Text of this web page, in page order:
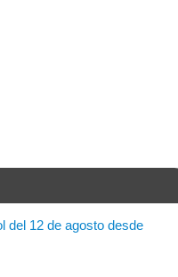
del 12 de agosto desde